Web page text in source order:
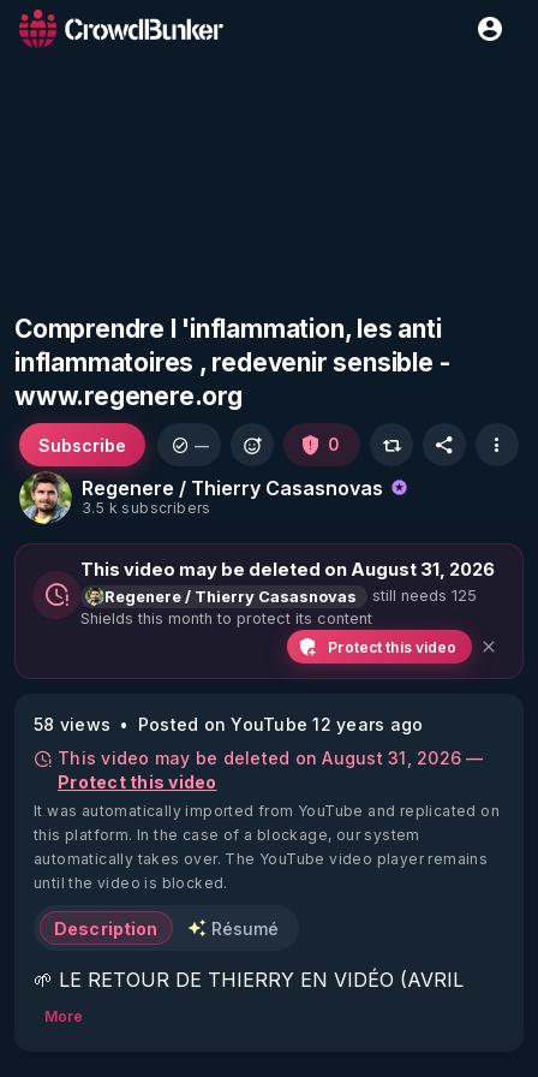
Comprendre l 'inflammation, les anti
inflammatoires , redevenir sensible -
www.regenere.org
Regenere / Thierry Casasnovas
3.5 k subscribers
Subscribe — 0
This video may be deleted on August 31, 2026
Regenere / Thierry Casasnovas
still needs 125
Shields this month to protect its content
Protect this video
58 views
Posted on YouTube 12 years ago
This video may be deleted on August 31, 2026 —
Protect this video
It was automatically imported from YouTube and replicated on
this platform. In the case of a blockage, our system
automatically takes over. The YouTube video player remains
until the video is blocked.
Description Résumé
🌱 LE RETOUR DE THIERRY EN VIDÉO (AVRIL
2022)!
More